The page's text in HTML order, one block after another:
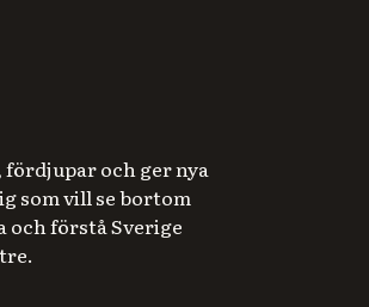
och ger nya
som vill se bortom
och förstå Sverige